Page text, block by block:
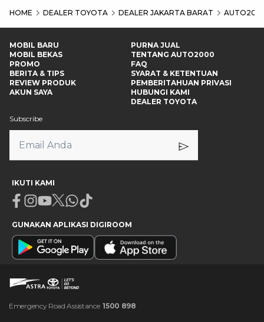
HOME DEALER TOYOTA DEALER JAKARTA BARAT
MOBIL BARU
MOBIL BEKAS
PROMO
BERITA & TIPS
REVIEW PRODUK
AKUN SAYA
PURNA JUAL
TENTANG AUTO2000
FAQ
SYARAT & KETENTUAN
PEMBERITAHUAN PRIVASI
HUBUNGI KAMI
DEALER TOYOTA
Subscribe
IKUTI KAMI
Facebook
Instagram
Youtube
X Whatsapp
Tiktok
GUNAKAN APLIKASI DIGIROOM
Emergency Road Assistance 1500 898